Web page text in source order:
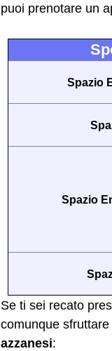
puoi prenotare un
Spazio
Spazio
Se ti sei recato
comunque
azzanesi: